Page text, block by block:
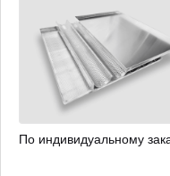
По индивидуальному